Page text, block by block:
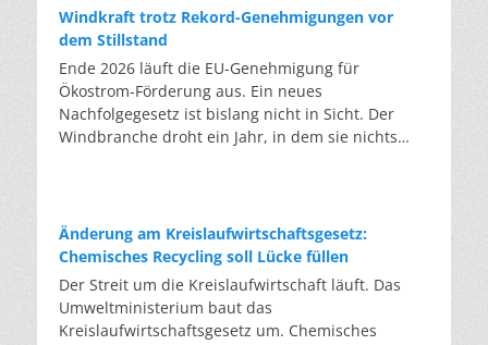
tausend Grad ein. Energieintensiv und nur im
industriellen Großmaßstab möglich. Das Londoner
Start-up DEScycle hat im englischen Teesside eine
Demonstrationsanlage eröffnet, die ohne diese
Hitze auskommt: Ein chemisches Bad löst die
Metalle bei 50 bis 80 Grad heraus, statt sie
einzuschmelzen. Das Verfahren heißt Iono-
Platine Elektronen und macht sie dadurch löslich.
Unterschiedliche Lösungsmittel-Rezepturen holen
gezielt einzelne Metalle heraus. Zuerst Kupfer,
Silber und Palladium, danach separat das Gold.
Das Plastik der Platinen bleibt dabei
Windkraft trotz Rekord-Genehmigungen vor
dem Stillstand
Ende 2026 läuft die EU-Genehmigung für
Ökostrom-Förderung aus. Ein neues
Nachfolgegesetz ist bislang nicht in Sicht. Der
Windbranche droht ein Jahr, in dem sie nichts
die Verfahren laufen heute deutlich schneller. Die
Halbjahresbilanz der Branche bestätigt dieses
Muster: So viele Windräder wie nie zuvor wurden
genehmigt, doch im ersten Halbjahr gingen netto
nur rund zwei Gigawatt ans Netz. Der Bestand
Änderung am Kreislaufwirtschaftsgesetz:
Chemisches Recycling soll Lücke füllen
Der Streit um die Kreislaufwirtschaft läuft. Das
Umweltministerium baut das
Kreislaufwirtschaftsgesetz um. Chemisches